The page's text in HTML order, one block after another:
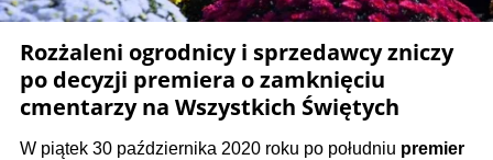
Rozżaleni ogrodnicy i sprzedawcy zniczy
po decyzji premiera o zamknięciu
cmentarzy na Wszystkich Świętych
W piątek 30 października 2020 roku po południu premier